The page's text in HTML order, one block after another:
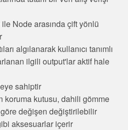
Software
Node arasında çift yönlü
algılanarak kullanıcı tanımlı
ilgili output'lar aktif hale
sahiptir
koruma kutusu, dahili gömme
değişen değiştirilebilir
aksesuarlar içerir